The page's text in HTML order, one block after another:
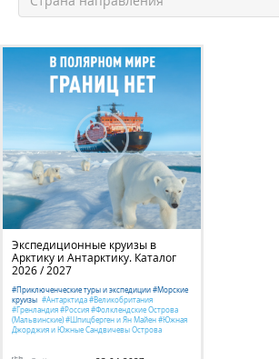
Экспедиционные круизы в
Арктику и Антарктику. Каталог
2026 / 2027
#Приключенческие туры и экспедиции #Морские
круизы #Антарктида #Великобритания
#Гренландия #Россия #Фолклендские Острова
(Мальвинские) #Шпицберген и Ян Майен #Южная
Джорджия и Южные Сандвичевы Острова